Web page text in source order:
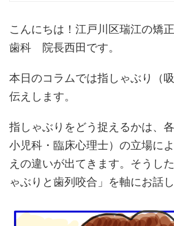
こんにちは！江戸川区瑞江の矯
歯科 院長西田です。
本日のコラムでは指しゃぶり（
伝えします。
指しゃぶりをどう捉えるかは、
小児科・臨床心理士）の立場に
えの違いが出てきます。そうし
ゃぶりと歯列咬合」を軸にお話